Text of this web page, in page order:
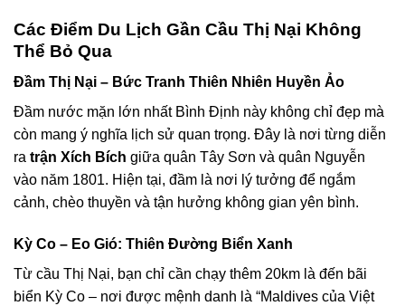
Các Điểm Du Lịch Gần Cầu Thị Nại Không
Thể Bỏ Qua
Đầm Thị Nại – Bức Tranh Thiên Nhiên Huyền Ảo
Đầm nước mặn lớn nhất Bình Định này không chỉ đẹp mà
còn mang ý nghĩa lịch sử quan trọng. Đây là nơi từng diễn
ra trận Xích Bích giữa quân Tây Sơn và quân Nguyễn
vào năm 1801. Hiện tại, đầm là nơi lý tưởng để ngắm
cảnh, chèo thuyền và tận hưởng không gian yên bình.
Kỳ Co – Eo Gió: Thiên Đường Biển Xanh
Từ cầu Thị Nại, bạn chỉ cần chạy thêm 20km là đến bãi
biển Kỳ Co – nơi được mệnh danh là “Maldives của Việt